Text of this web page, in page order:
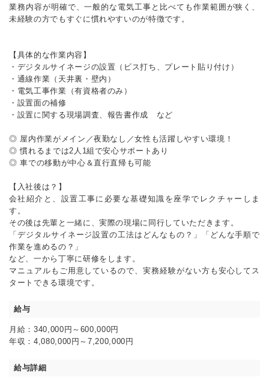
業務内容が明確で、一般的な電気工事と比べても作業範囲が狭く、
未経験の方でもすぐに慣れやすいのが特徴です。
【具体的な作業内容】
・デジタルサイネージの設置（ビス打ち、プレート貼り付け）
・通線作業（天井裏・壁内）
・電気工事作業（有資格者のみ）
・設置面の補修
・設置に関する現場調査、報告書作成 など
◎ 屋内作業がメイン／夜勤なし／女性も活躍しやすい環境！
◎ 慣れるまでは2人1組で安心サポートあり
◎ 車での移動が中心＆直行直帰も可能
【入社後は？】
会社紹介と、設置工事に必要な基礎知識を座学でレクチャーしま
す。
その後は先輩と一緒に、実際の現場に同行していただきます。
「デジタルサイネージ設置の工法はどんなもの？」「どんな手順で
作業を進めるの？」
など、一から丁寧に研修をします。
マニュアルもご用意しているので、実務経験がない方も安心してス
タートできる環境です。
給与
月給：340,000円～600,000円
年収：4,080,000円～7,200,000円
給与詳細